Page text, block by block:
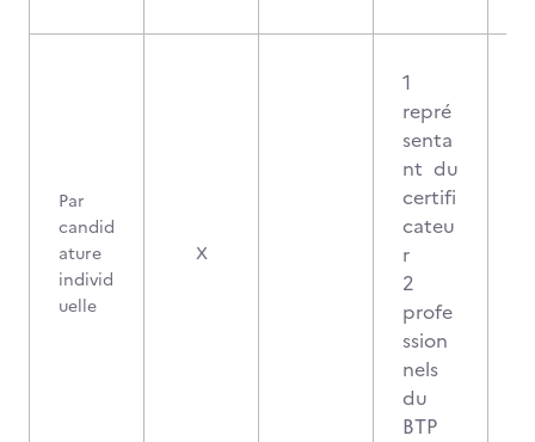
Par
candid
ature
individ
uelle
X
1
repré
senta
nt du
certifi
cateu
r
2
profe
ssion
nels
du
BTP